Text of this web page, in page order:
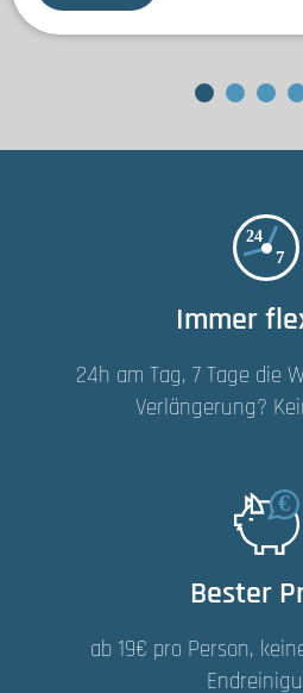
Immer
24h am Tag, 7 Tage die
Verlängerung?
Bester
ab 19€ pro Person,